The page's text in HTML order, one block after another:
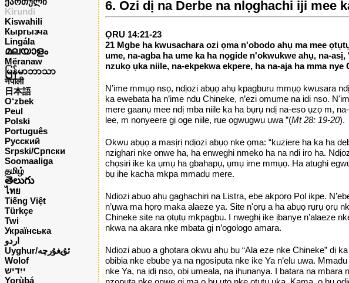
Kirundi
Kiswahili
Кыргызча
Lingála
മലയാളം
Mëranaw
မြန်မာဘာသာ
नेपाली
日本語
O‘zbek
Peul
Polski
Português
Русский
Srpski/Српски
Soomaaliga
தமிழ்
తెలుగు
ไทย
Tiếng Việt
Türkçe
Twi
Українська
اردو
Uyghur/ئۇيغۇرچه
Wolof
ייִדיש
Yorùbá
6. Ozi dị na Derbe na nlọghachi iji mee
ỌRU 14:21-23
21 Mgbe ha kwusachara ozi ọma n'obodo ahụ ma mee
ume, na-agba ha ume ka ha nọgide n'okwukwe ahụ, na-
nzukọ ụka niile, na-ekpekwa ekpere, ha na-aja ha mma nye
N’ime mmụọ nsọ, ndịozi abụọ ahụ kpagburu mmụọ kwusara
ka ewebata ha n’ime ndu Chineke, n’ezi omume na idi nso.
mere gaanụ mee ndị mba niile ka ha bụrụ ndị na-eso ụzọ m,
lee, m nọnyeere gị oge niile, rue ọgwụgwụ ụwa ”(Mt 28: 19-20).
Okwu abụọ a masịrị ndịozi abụọ nke ọma: “kuziere ha ka ha
nzighari nke onwe ha, ha enweghi nmeko ha na ndi iro ha.
chọsiri ike ka ụmụ ha gbahapụ, ụmụ ime mmụọ. Ha atughi
bụ ihe kacha mkpa mmadụ mere.
Ndịozi abụọ ahụ gaghachiri na Listra, ebe akpọrọ Pọl ikpe.
n’ụwa ma họrọ maka alaeze ya. Site n'ọrụ a ha abụọ rụrụ ọrụ
Chineke site na ọtụtụ mkpagbu. I nweghị ike ịbanye n’alaeze
nkwa na akara nke mbata gị n’ogologo amara.
Ndịozi abụọ a ghọtara okwu ahụ bụ “Ala eze nke Chineke” dị
obibia nke ebube ya na ngosiputa nke ike Ya n’elu uwa.
nke Ya, na ịdị nsọ, obi umeala, na ịhụnanya. I batara na